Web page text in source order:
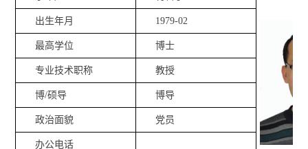
出生年月 1979-02
最高学位 博士
专业技术职称 教授
博/硕导 博导
政治面貌 党员
办公电话